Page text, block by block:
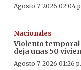
Agosto 7, 2026 02:04
Nacionales
Violento temporal
deja unas 50
Agosto 7, 2026 01:26